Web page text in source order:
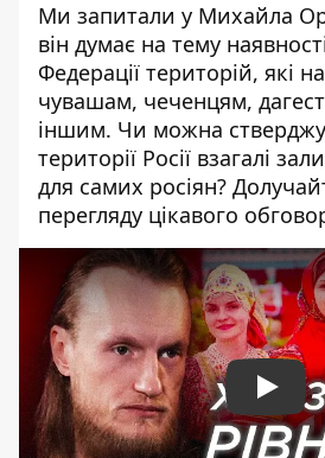
Ми запитали у Михайла
він думає на тему
Федерації територій, які
чувашам, чеченцям,
іншим. Чи можна
території Росії взагалі
для самих росіян?
перегляду цікавого
Play